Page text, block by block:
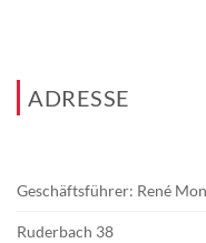
ADRESSE
Geschäftsführer: René
Ruderbach 38